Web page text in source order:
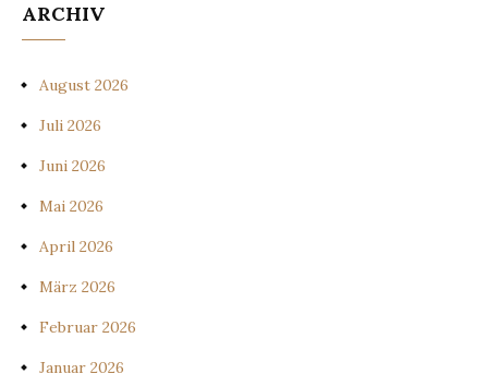
ARCHIV
August 2026
Juli 2026
Juni 2026
Mai 2026
April 2026
März 2026
Februar 2026
Januar 2026